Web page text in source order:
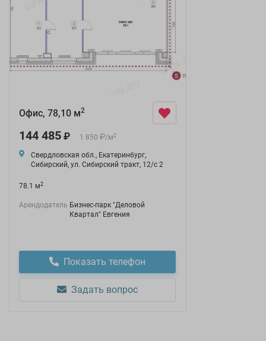
Офис, 78,10 м2
144 485 ₽ 1 850 ₽/м2
Свердловская обл., Екатеринбург,
Сибирский, ул. Сибирский тракт, 12/с 2
78.1 м2
Арендодатель Бизнес-парк "Деловой
Квартал" Евгения
Показать телефон
Задать вопрос